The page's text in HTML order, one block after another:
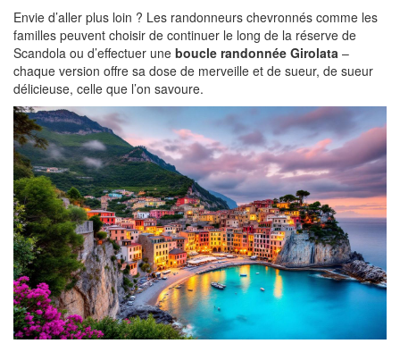
Envie d’aller plus loin ? Les randonneurs chevronnés comme les
familles peuvent choisir de continuer le long de la réserve de
Scandola ou d’effectuer une boucle randonnée Girolata –
chaque version offre sa dose de merveille et de sueur, de sueur
délicieuse, celle que l’on savoure.